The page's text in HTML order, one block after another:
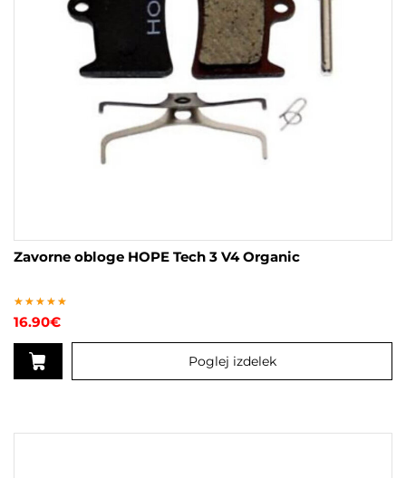
Zavorne obloge HOPE Tech 3 V4 Organic
Ocenjeno
5
16.90€
Poglej izdelek